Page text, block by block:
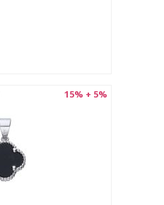
15% + 5%